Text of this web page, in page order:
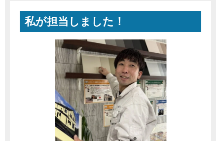
私が担当しました！